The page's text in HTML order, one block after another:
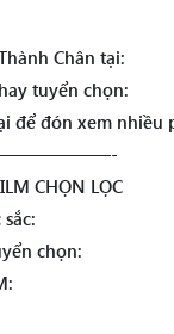
Chân tại:
tuyển chọn:
để đón xem nhiều
CHỌN LỌC
chọn: